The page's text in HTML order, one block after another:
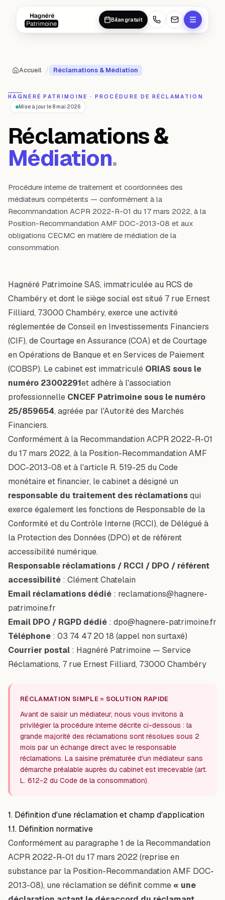
Bilan gratuit
Accueil / Réclamations & Médiation
HAGNÉRÉ PATRIMOINE · PROCÉDURE DE RÉCLAMATION
Mise à jour le 8 mai 2026
Réclamations &
Médiation.
Procédure interne de traitement et coordonnées des
médiateurs compétents — conformément à la
Recommandation ACPR 2022-R-01 du 17 mars 2022, à la
Position-Recommandation AMF DOC-2013-08 et aux
obligations CECMC en matière de médiation de la
consommation.
Hagnéré Patrimoine SAS, immatriculée au RCS de
Chambéry et dont le siège social est situé 7 rue Ernest
Filliard, 73000 Chambéry, exerce une activité
réglementée de Conseil en Investissements Financiers
(CIF), de Courtage en Assurance (COA) et de Courtage
en Opérations de Banque et en Services de Paiement
(COBSP). Le cabinet est immatriculé ORIAS sous le
numéro 23002291et adhère à l'association
professionnelle CNCEF Patrimoine sous le numéro
25/859654, agréée par l'Autorité des Marchés
Financiers.
Conformément à la Recommandation ACPR 2022-R-01
du 17 mars 2022, à la Position-Recommandation AMF
DOC-2013-08 et à l'article R. 519-25 du Code
monétaire et financier, le cabinet a désigné un
responsable du traitement des réclamationsqui
exerce également les fonctions de Responsable de la
Conformité et du Contrôle Interne (RCCI), de Délégué à
la Protection des Données (DPO) et de référent
accessibilité numérique.
Responsable réclamations / RCCI / DPO / référent
accessibilité : Clément Chatelain
Email réclamations dédié : reclamations@hagnere-
patrimoine.fr
Email DPO / RGPD dédié : dpo@hagnere-patrimoine.fr
Téléphone : 03 74 47 20 18 (appel non surtaxé)
Courrier postal : Hagnéré Patrimoine — Service
Réclamations, 7 rue Ernest Filliard, 73000 Chambéry
RÉCLAMATION SIMPLE = SOLUTION RAPIDE
Avant de saisir un médiateur, nous vous invitons à
privilégier la procédure interne décrite ci-dessous : la
grande majorité des réclamations sont résolues sous 2
mois par un échange direct avec le responsable
réclamations. La saisine prématurée d'un médiateur sans
démarche préalable auprès du cabinet est irrecevable (art.
L. 612-2 du Code de la consommation).
1. Définition d'une réclamation et champ d'application
1.1. Définition normative
Conformément au paragraphe 1 de la Recommandation
ACPR 2022-R-01 du 17 mars 2022 (reprise en
substance par la Position-Recommandation AMF DOC-
2013-08), une réclamation se définit comme « une